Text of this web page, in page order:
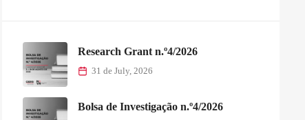
Research Grant n.º4/2026
31 de July, 2026
Bolsa de Investigação n.º4/2026